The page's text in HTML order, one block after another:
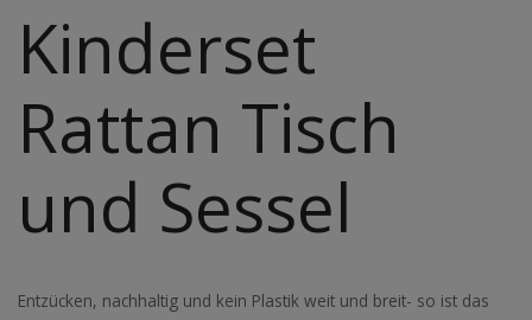
Kinderset
Rattan Tisch
und Sessel
Entzücken, nachhaltig und kein Plastik weit und breit- so ist das